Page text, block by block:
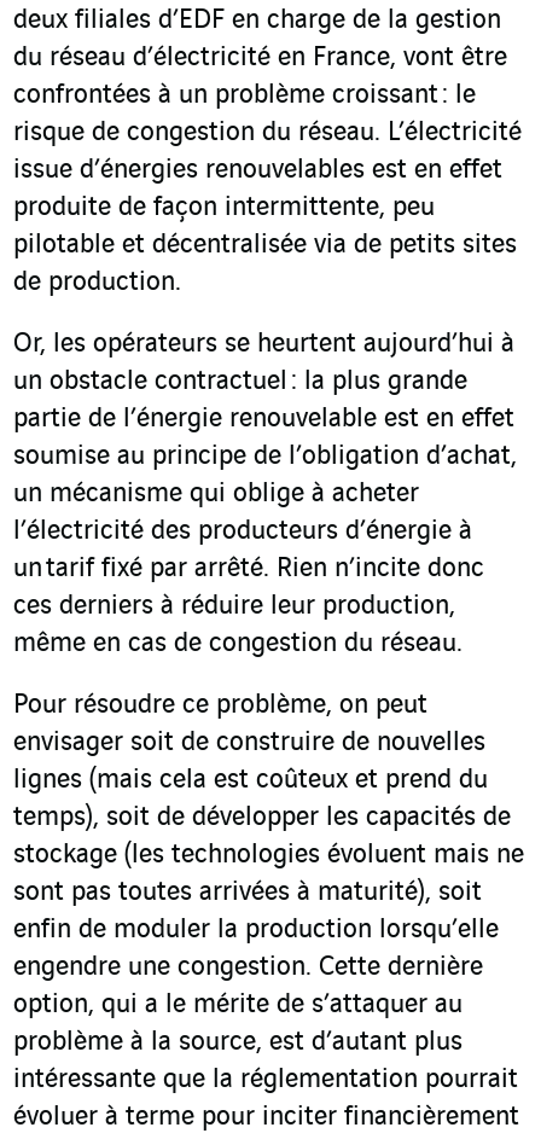
deux filiales d’EDF en charge de la gestion
du réseau d’électricité en France, vont être
confrontées à un problème croissant : le
risque de congestion du réseau. L’électricité
issue d’énergies renouvelables est en effet
produite de façon intermittente, peu
pilotable et décentralisée via de petits sites
de production.
Or, les opérateurs se heurtent aujourd’hui à
un obstacle contractuel : la plus grande
partie de l’énergie renouvelable est en effet
soumise au principe de l’obligation d’achat,
un mécanisme qui oblige à acheter
l’électricité des producteurs d’énergie à
un tarif fixé par arrêté. Rien n’incite donc
ces derniers à réduire leur production,
même en cas de congestion du réseau.
Pour résoudre ce problème, on peut
envisager soit de construire de nouvelles
lignes (mais cela est coûteux et prend du
temps), soit de développer les capacités de
stockage (les technologies évoluent mais ne
sont pas toutes arrivées à maturité), soit
enfin de moduler la production lorsqu’elle
engendre une congestion. Cette dernière
option, qui a le mérite de s’attaquer au
problème à la source, est d’autant plus
intéressante que la réglementation pourrait
évoluer à terme pour inciter financièrement